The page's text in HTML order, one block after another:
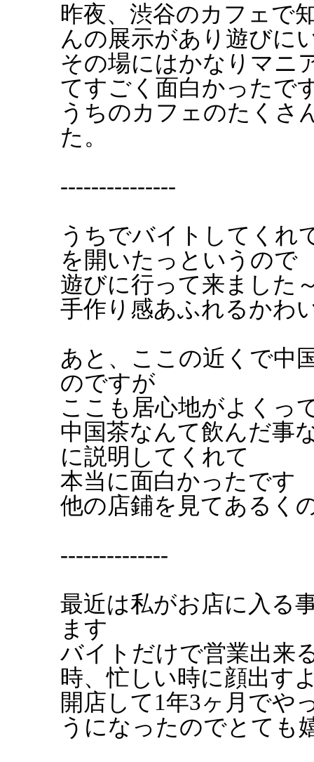
昨夜、渋谷のカフェで
んの展示があり遊びに
その場にはかなりマニ
てすごく面白かったで
うちのカフェのたくさ
た。
---------------
うちでバイトしてくれ
を開いたっというので
遊びに行って来ました
手作り感あふれるかわ
あと、ここの近くで中
のですが
ここも居心地がよくっ
中国茶なんて飲んだ事
に説明してくれて
本当に面白かったです
他の店鋪を見てあるく
--------------
最近は私がお店に入る
ます
バイトだけで営業出来
時、忙しい時に顔出す
開店して1年3ヶ月でや
うになったのでとても